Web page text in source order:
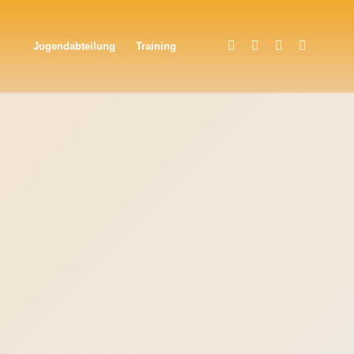
Jugendabteilung Training